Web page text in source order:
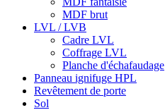
MDF brut
LVL / LVB
Cadre LVL
Coffrage LVL
Planche d'échafaudage
Panneau ignifuge HPL
Revêtement de porte
Sol